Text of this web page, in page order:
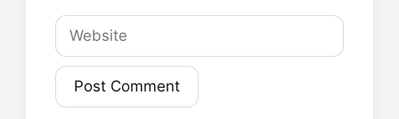
Website